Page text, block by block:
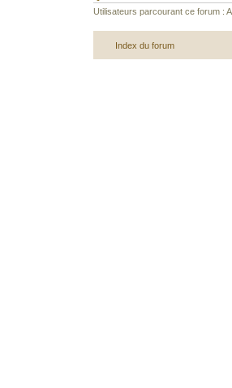
Utilisateurs parcourant ce forum :
Index du forum